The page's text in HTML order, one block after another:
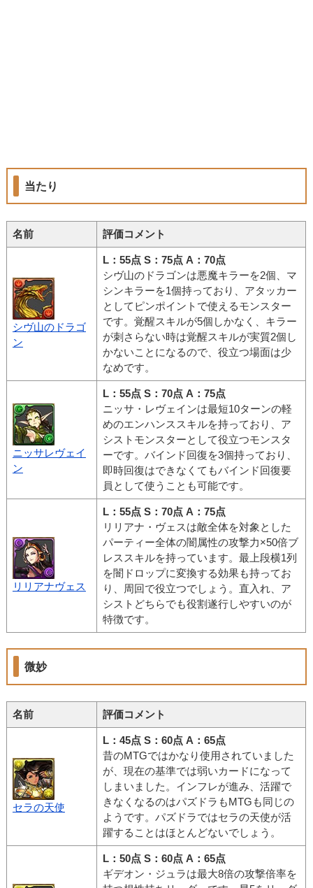
当たり
名前 評価コメント
シヴ山のドラゴ
ン
L：55点 S：75点 A：70点
シヴ山のドラゴンは悪魔キラーを2個、マ
シンキラーを1個持っており、アタッカー
としてピンポイントで使えるモンスター
です。覚醒スキルが5個しかなく、キラー
が刺さらない時は覚醒スキルが実質2個し
かないことになるので、役立つ場面は少
なめです。
ニッサレヴェイ
ン
L：55点 S：70点 A：75点
ニッサ・レヴェインは最短10ターンの軽
めのエンハンススキルを持っており、ア
シストモンスターとして役立つモンスタ
ーです。バインド回復を3個持っており、
即時回復はできなくてもバインド回復要
員として使うことも可能です。
リリアナヴェス
L：55点 S：70点 A：75点
リリアナ・ヴェスは敵全体を対象とした
パーティー全体の闇属性の攻撃力×50倍ブ
レススキルを持っています。最上段横1列
を闇ドロップに変換する効果も持ってお
り、周回で役立つでしょう。直入れ、ア
シストどちらでも役割遂行しやすいのが
特徴です。
微妙
名前 評価コメント
セラの天使
L：45点 S：60点 A：65点
昔のMTGではかなり使用されていました
が、現在の基準では弱いカードになって
しまいました。インフレが進み、活躍で
きなくなるのはパズドラもMTGも同じの
ようです。パズドラではセラの天使が活
躍することはほとんどないでしょう。
L：50点 S：60点 A：65点
ギデオン・ジュラは最大8倍の攻撃倍率を